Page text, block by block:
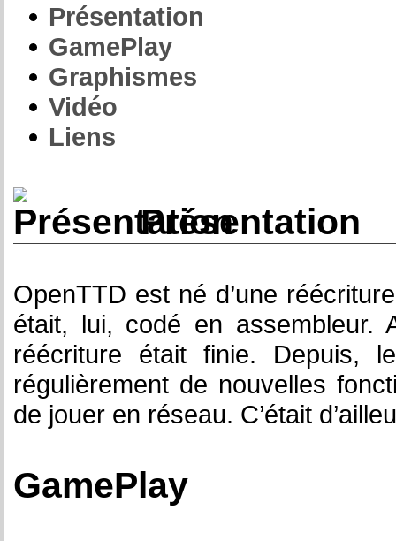
Présentation
GamePlay
Graphismes
Vidéo
Liens
Présentation
OpenTTD est né d’une
était, lui, codé en assembleur.
réécriture était finie. Depuis,
régulièrement de nouvelles
de jouer en réseau. C’était
GamePlay